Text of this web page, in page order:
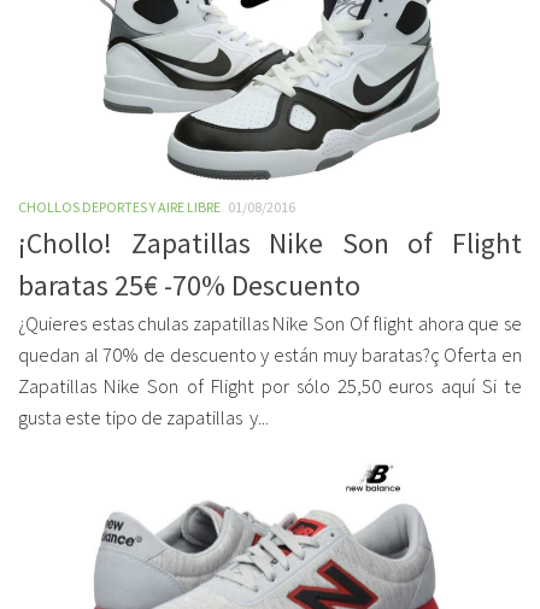
CHOLLOS DEPORTES Y AIRE LIBRE 01/08/2016
¡Chollo! Zapatillas Nike Son of Flight
baratas 25€ -70% Descuento
¿Quieres estas chulas zapatillas Nike Son Of flight ahora que se
quedan al 70% de descuento y están muy baratas?ç Oferta en
Zapatillas Nike Son of Flight por sólo 25,50 euros aquí Si te
gusta este tipo de zapatillas y...